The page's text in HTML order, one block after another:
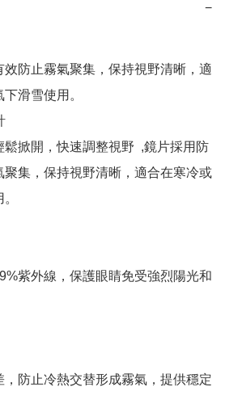
−
防止霧氣聚集，保持視野清晰，適
滑雪使用。
掀開，快速調整視野  ,鏡片採用防
聚集，保持視野清晰，適合在寒冷或
紫外線，保護眼睛免受強烈陽光和
防止冷熱交替形成霧氣，提供穩定